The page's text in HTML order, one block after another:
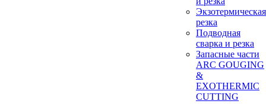
Экзотермическая
резка
Подводная
сварка и резка
Запасные части
ARC GOUGING
&
EXOTHERMIC
CUTTING